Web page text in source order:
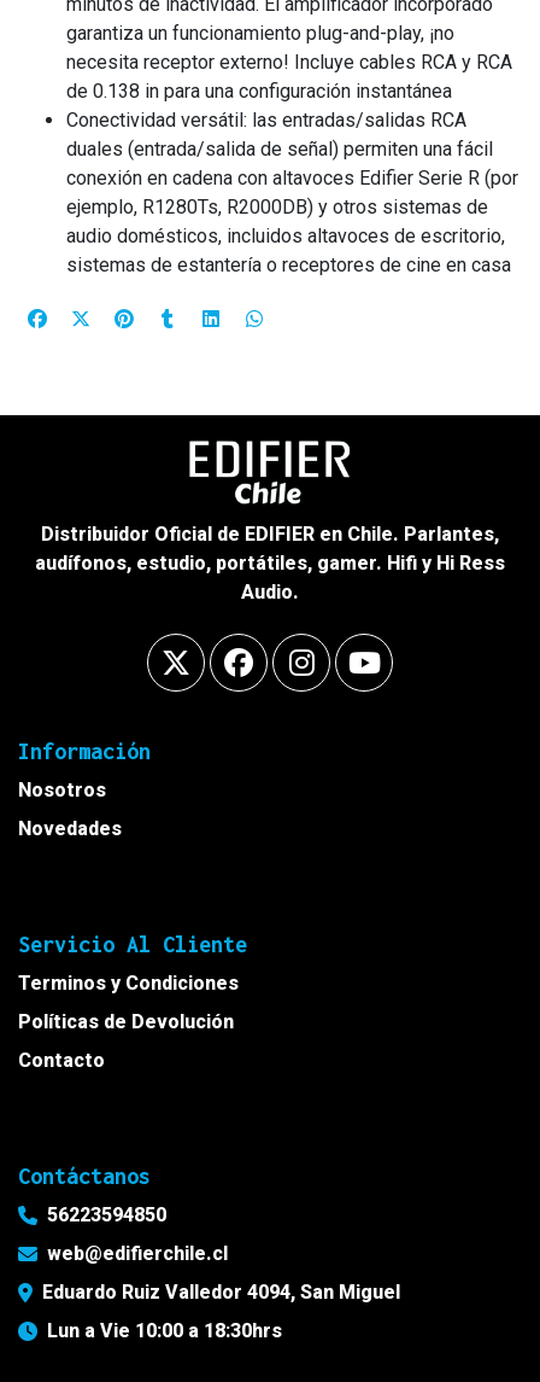
garantiza un funcionamiento plug-and-play, ¡no
necesita receptor externo! Incluye cables RCA y RCA
de 0.138 in para una configuración instantánea
Conectividad versátil: las entradas/salidas RCA
duales (entrada/salida de señal) permiten una fácil
conexión en cadena con altavoces Edifier Serie R (por
ejemplo, R1280Ts, R2000DB) y otros sistemas de
audio domésticos, incluidos altavoces de escritorio,
sistemas de estantería o receptores de cine en casa
Distribuidor Oficial de EDIFIER en Chile. Parlantes,
audífonos, estudio, portátiles, gamer. Hifi y Hi Ress
Audio.
Información
Nosotros
Novedades
Servicio Al Cliente
Terminos y Condiciones
Políticas de Devolución
Contacto
Contáctanos
56223594850
web@edifierchile.cl
Eduardo Ruiz Valledor 4094, San Miguel
Lun a Vie 10:00 a 18:30hrs